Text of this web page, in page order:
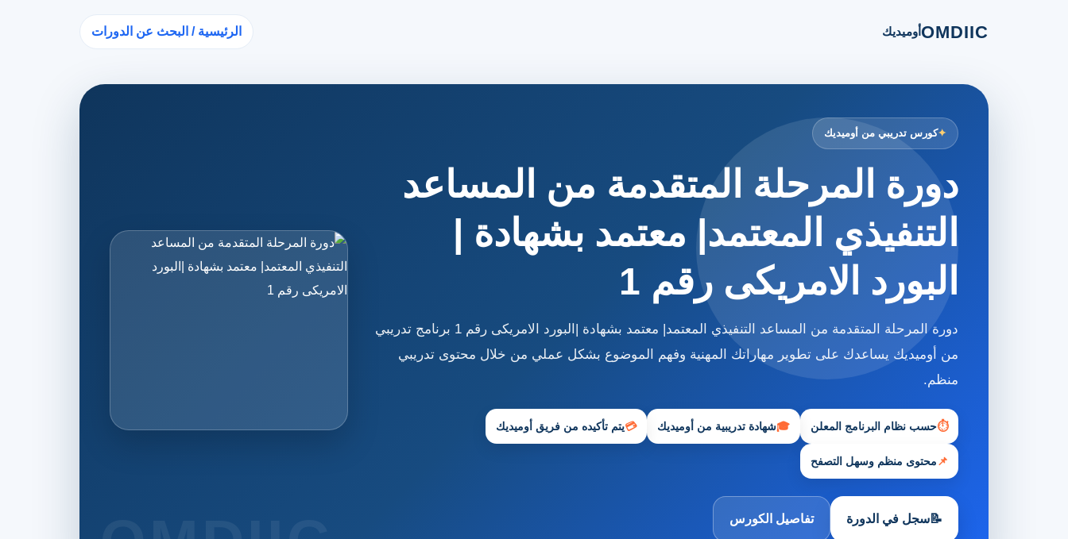
OMDIICأوميديك الرئيسية / البحث عن الدورات
كورس تدريبي من أوميديك
دورة المرحلة المتقدمة من المساعد
التنفيذي المعتمد| معتمد بشهادة |
البورد الامريكى رقم 1
دورة المرحلة المتقدمة من المساعد التنفيذي المعتمد| معتمد بشهادة |البورد الامريكى رقم 1 برنامج تدريبي
من أوميديك يساعدك على تطوير مهاراتك المهنية وفهم الموضوع بشكل عملي من خلال محتوى تدريبي
منظم.
⏱حسب نظام البرنامج المعلن 🎓شهادة تدريبية من أوميديك 💳يتم تأكيده من فريق أوميديك
📌محتوى منظم وسهل التصفح
📝سجل في الدورة تفاصيل الكورس